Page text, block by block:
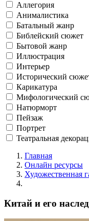
Аллегория
Анималистика
Батальный жанр
Библейский сюжет
Бытовой жанр
Иллюстрация
Интерьер
Исторический
Карикатура
Мифологический
Натюрморт
Пейзаж
Портрет
Театральная
Главная
Онлайн ресурсы
Художественная
Китай и его